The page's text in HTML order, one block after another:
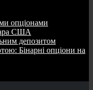
опціонами
США
депозитом
Бінарні опціони на